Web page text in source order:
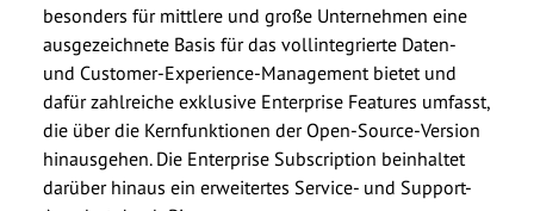
besonders für mittlere und große Unternehmen eine
ausgezeichnete Basis für das vollintegrierte Daten-
und Customer-Experience-Management bietet und
dafür zahlreiche exklusive Enterprise Features umfasst,
die über die Kernfunktionen der Open-Source-Version
hinausgehen. Die Enterprise Subscription beinhaltet
darüber hinaus ein erweitertes Service- und Support-